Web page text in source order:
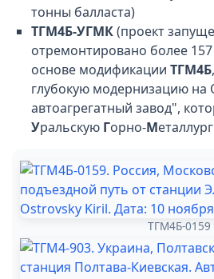
тонны балласта)
ТГМ4Б-УГМК(проект
отремонтировано более
основе модификации ТГМ4Б
глубокую модернизацию
автоагрегатный завод",
Уральскую Горно-М
ТГМ4Б-0159